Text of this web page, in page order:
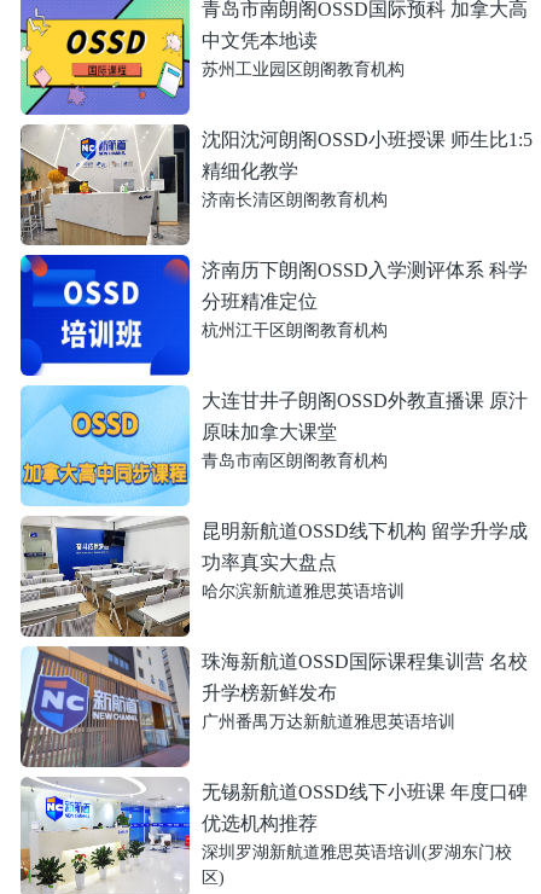
青岛市南朗阁OSSD国际预科 加拿大高
中文凭本地读
苏州工业园区朗阁教育机构
沈阳沈河朗阁OSSD小班授课 师生比1:5
精细化教学
济南长清区朗阁教育机构
济南历下朗阁OSSD入学测评体系 科学
分班精准定位
杭州江干区朗阁教育机构
大连甘井子朗阁OSSD外教直播课 原汁
原味加拿大课堂
青岛市南区朗阁教育机构
昆明新航道OSSD线下机构 留学升学成
功率真实大盘点
哈尔滨新航道雅思英语培训
珠海新航道OSSD国际课程集训营 名校
升学榜新鲜发布
广州番禺万达新航道雅思英语培训
无锡新航道OSSD线下小班课 年度口碑
优选机构推荐
深圳罗湖新航道雅思英语培训(罗湖东门校
区)